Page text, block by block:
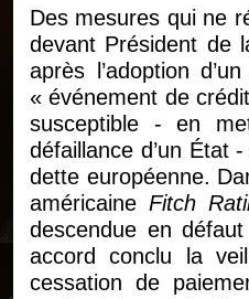
Des mesures qui ne
devant Président de
après l’adoption
« événement de
susceptible - en
défaillance d’un État
dette européenne.
américaineFitch
descendue en
accord conclu la
cessation de